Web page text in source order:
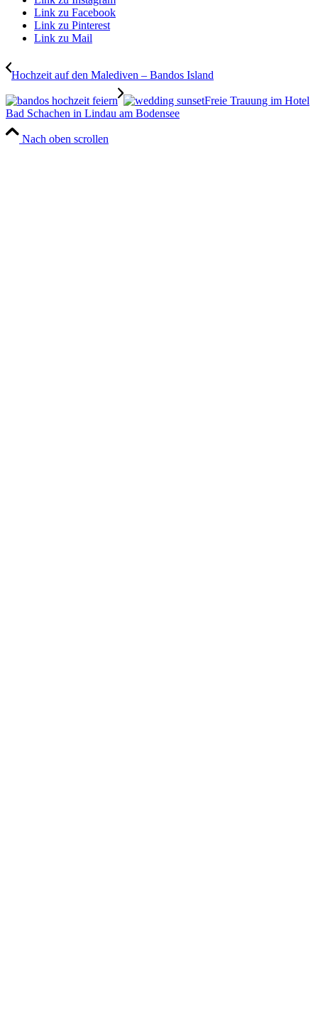
Link zu Facebook
Link zu Pinterest
Link zu Mail
Hochzeit auf den Malediven – Bandos Island
Freie Trauung im Hotel
Bad Schachen in Lindau am Bodensee
Nach oben scrollen